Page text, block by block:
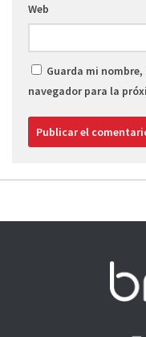
Web
Guarda mi
navegador para la